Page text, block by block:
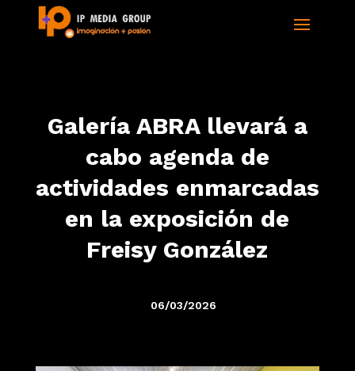
Galería ABRA llevará a
cabo agenda de
actividades enmarcadas
en la exposición de
Freisy González
06/03/2026